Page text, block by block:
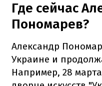
Где сейчас
Пономарев?
Александр
Украине и
Например, 28